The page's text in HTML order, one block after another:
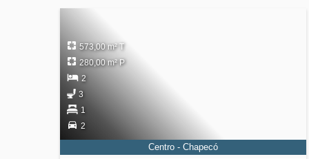
573,00 m² T
280,00 m² P
2
3
1
2
Centro - Chapecó